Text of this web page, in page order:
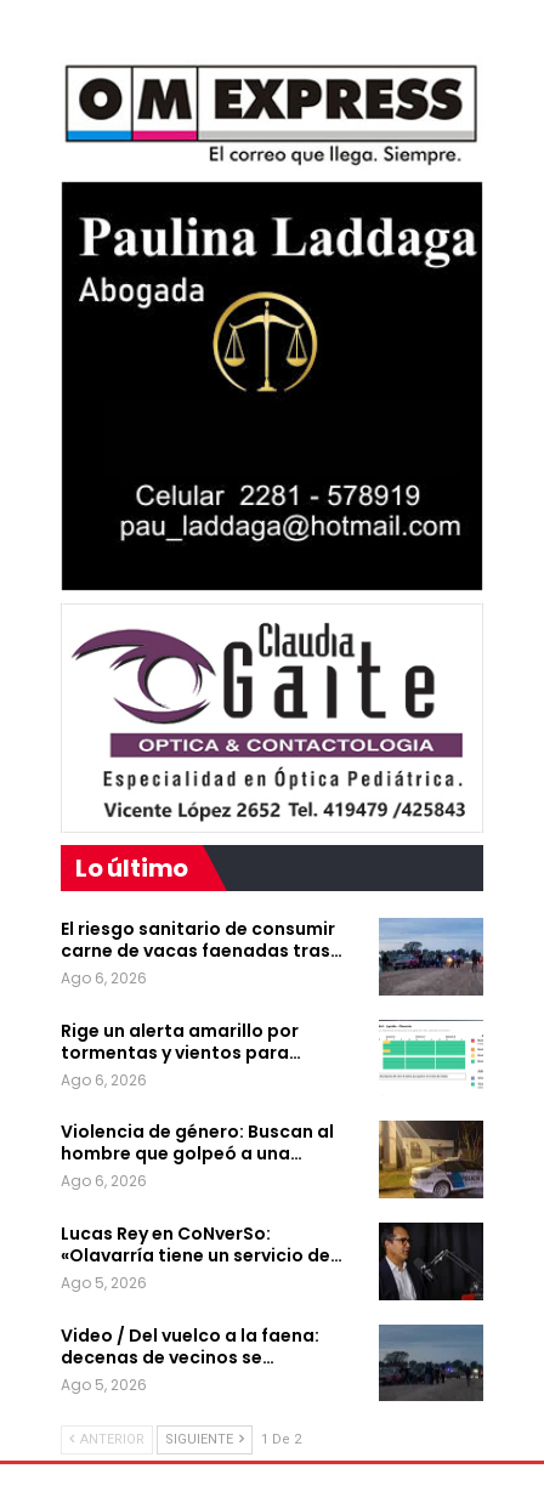
Lo último
El riesgo sanitario de consumir
carne de vacas faenadas tras…
Ago 6, 2026
Rige un alerta amarillo por
tormentas y vientos para…
Ago 6, 2026
Violencia de género: Buscan al
hombre que golpeó a una…
Ago 6, 2026
Lucas Rey en CoNverSo:
«Olavarría tiene un servicio de…
Ago 5, 2026
Video / Del vuelco a la faena:
decenas de vecinos se…
Ago 5, 2026
ANTERIOR SIGUIENTE 1 De 2